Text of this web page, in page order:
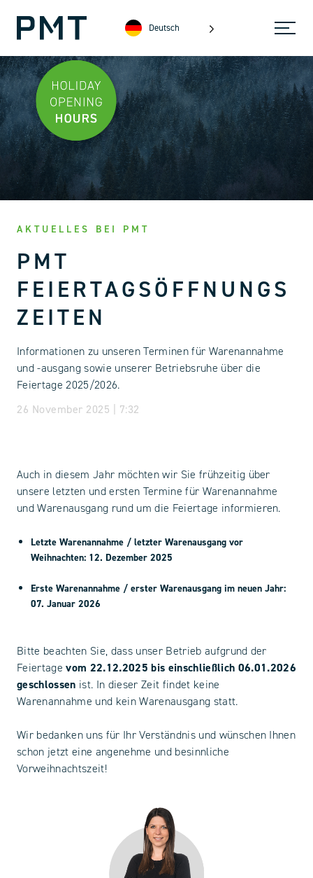
Deutsch
AKTUELLES BEI PMT
PMT
FEIERTAGSÖFFNUNGS
ZEITEN
Informationen zu unseren Terminen für Warenannahme
und -ausgang sowie unserer Betriebsruhe über die
Feiertage 2025/2026.
26 November 2025 | 7:32
Auch in diesem Jahr möchten wir Sie frühzeitig über
unsere letzten und ersten Termine für Warenannahme
und Warenausgang rund um die Feiertage informieren.
Letzte Warenannahme / letzter Warenausgang vor
Weihnachten: 12. Dezember 2025
Erste Warenannahme / erster Warenausgang im neuen Jahr:
07. Januar 2026
Bitte beachten Sie, dass unser Betrieb aufgrund der
Feiertagevom 22.12.2025 bis einschließlich 06.01.2026
geschlossen ist. In dieser Zeit findet keine
Warenannahme und kein Warenausgang statt.
Wir bedanken uns für Ihr Verständnis und wünschen Ihnen
schon jetzt eine angenehme und besinnliche
Vorweihnachtszeit!